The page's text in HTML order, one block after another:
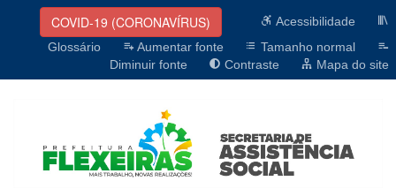
COVID-19 (CORONAVÍRUS)
Acessibilidade
Glossário
Aumentar fonte
Tamanho normal
Diminuir fonte
Contraste Mapa do site